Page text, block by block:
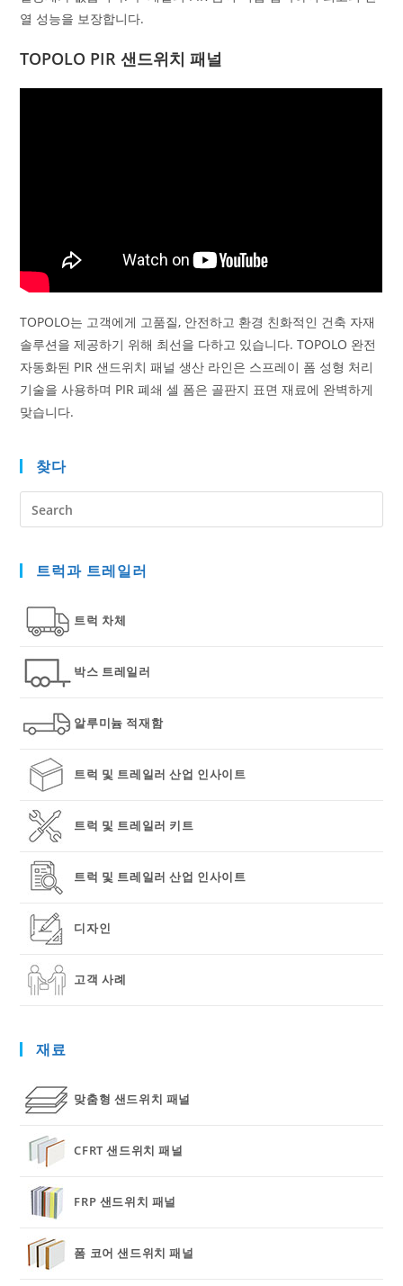
열 성능을 보장합니다.
TOPOLO PIR 샌드위치 패널
TOPOLO는 고객에게 고품질, 안전하고 환경 친화적인 건축 자재
솔루션을 제공하기 위해 최선을 다하고 있습니다. TOPOLO 완전
자동화된 PIR 샌드위치 패널 생산 라인은 스프레이 폼 성형 처리
기술을 사용하며 PIR 폐쇄 셀 폼은 골판지 표면 재료에 완벽하게
맞습니다.
찾다
트럭과 트레일러
트럭 차체
박스 트레일러
알루미늄 적재함
트럭 및 트레일러 산업 인사이트
트럭 및 트레일러 키트
트럭 및 트레일러 산업 인사이트
디자인
고객 사례
재료
맞춤형 샌드위치 패널
CFRT 샌드위치 패널
FRP 샌드위치 패널
폼 코어 샌드위치 패널